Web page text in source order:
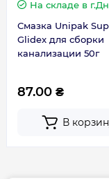
На складе в
Смазка Unipak
Glidex для сборки
канализации 50г
87.00 ₴
В